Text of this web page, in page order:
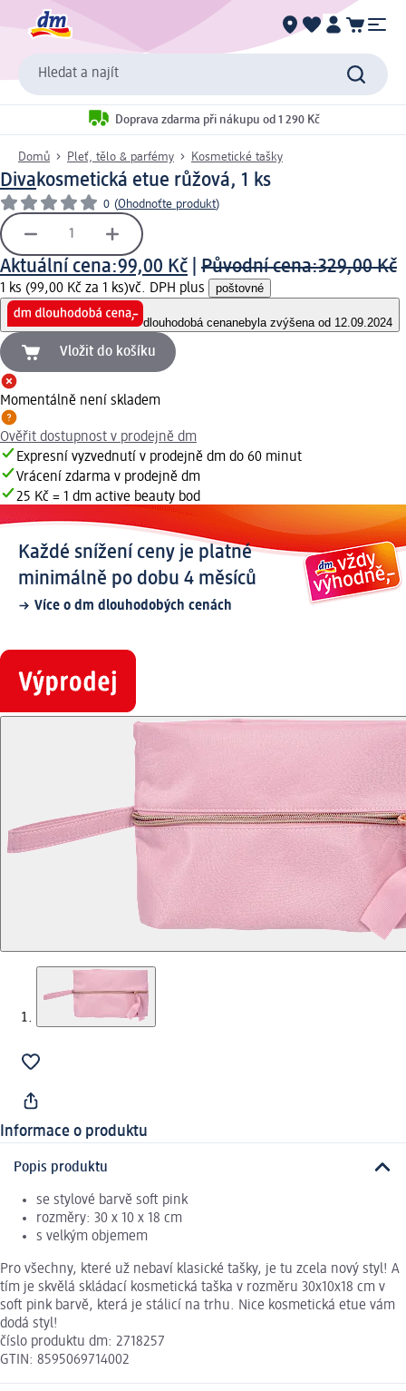
Hledat a najít
Doprava zdarma při nákupu od 1 290 Kč
Domů Pleť, tělo & parfémy Kosmetické tašky
Divakosmetická etue růžová, 1 ks
0 (Ohodnoťte produkt)
Aktuální cena:99,00 Kč Původní cena:329,00 Kč
1 ks (99,00 Kč za 1 ks)vč. DPH plus poštovné
dlouhodobá cenanebyla zvýšena od 12.09.2024
Vložit do košíku
Momentálně není skladem
Ověřit dostupnost v prodejně dm
Expresní vyzvednutí v prodejně dm do 60 minut
Vrácení zdarma v prodejně dm
25 Kč = 1 dm active beauty bod
Každé snížení ceny je platné
minimálně po dobu 4 měsíců
Více o dm dlouhodobých cenách
Informace o produktu
Popis produktu
se stylové barvě soft pink
rozměry: 30 x 10 x 18 cm
s velkým objemem
Pro všechny, které už nebaví klasické tašky, je tu zcela nový styl! A
tím je skvělá skládací kosmetická taška v rozměru 30x10x18 cm v
soft pink barvě, která je stálicí na trhu. Nice kosmetická etue vám
dodá styl!
číslo produktu dm: 2718257
GTIN: 8595069714002